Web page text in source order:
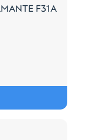
F31A
F31A Зад